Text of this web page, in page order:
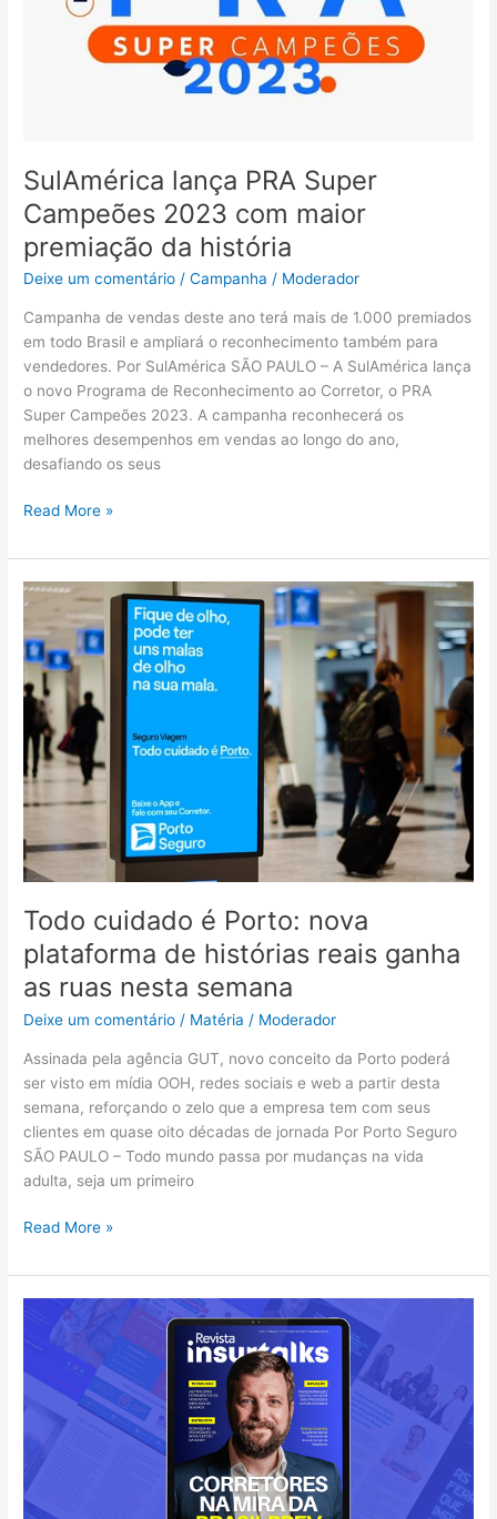
SulAmérica lança PRA Super
Campeões 2023 com maior
premiação da história
Deixe um comentário /Campanha / Moderador
Campanha de vendas deste ano terá mais de 1.000 premiados
em todo Brasil e ampliará o reconhecimento também para
vendedores. Por SulAmérica SÃO PAULO – A SulAmérica lança
o novo Programa de Reconhecimento ao Corretor, o PRA
Super Campeões 2023. A campanha reconhecerá os
melhores desempenhos em vendas ao longo do ano,
desafiando os seus
Read More »
Todo cuidado é Porto: nova
plataforma de histórias reais ganha
as ruas nesta semana
Deixe um comentário / Matéria / Moderador
Assinada pela agência GUT, novo conceito da Porto poderá
ser visto em mídia OOH, redes sociais e web a partir desta
semana, reforçando o zelo que a empresa tem com seus
clientes em quase oito décadas de jornada Por Porto Seguro
SÃO PAULO – Todo mundo passa por mudanças na vida
adulta, seja um primeiro
Todo
cuidado
é
Porto:
nova
plataforma
de
histórias
reais
ganha
as
ruas
nesta
semana
Read More »
sexta
edição
da
Revista
Insurtalks
no
ar